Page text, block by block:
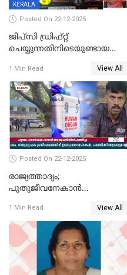
KERALA
Posted On 22-12-2025
ജിപ്സി ഡ്രിഫ്റ്റ്
ചെയ്യുന്നതിനിടെയുണ്ടായ
ദാരുണാന്ത്യം; ജീപ്സി
ഓടിച്ചയാൾ അറസ്റ്റിൽ.
1 Min Read View All
Posted On 22-12-2025
രാജ്യത്താദ്യം;
പുതുജീവനേകാൻ
എറണാകുളം സർക്കാർ
ജനറൽ
ആശുപത്രിയിലെത്തിച്ചു
1 Min Read View All